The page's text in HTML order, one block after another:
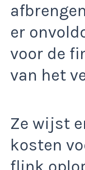
er
voor de
van het
Ze wijst
kosten